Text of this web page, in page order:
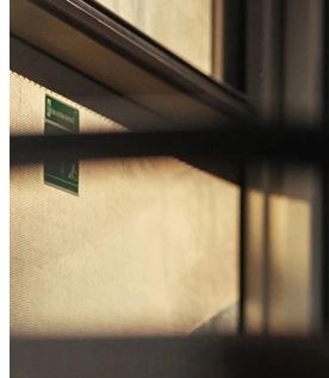
Passo 1/2
Institucional
Compromisso com o Meio Ambiente
Governança Corporativa
Ouvidoria